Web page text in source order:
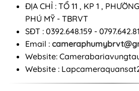
ĐỊA CHỈ : TỔ 11 , KP 1 ,
PHÚ MỸ - TBRVT
SĐT : 0392.648.159 -
Email :
Website:
Website :